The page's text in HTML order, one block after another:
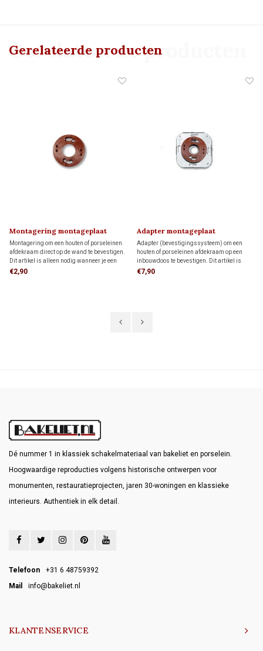
Gerelateerde producten
Gerelateerde producten
Montagering montageplaat
Montagering om een houten of porseleinen
afdekraam direct op de wand te bevestigen.
Dit artikel is alleen nodig wanneer je een
FONTINI-afdekraam als montageplaat voor
€2,90
Adapter montageplaat
Adapter (bevestigingssysteem) om een
houten of porseleinen afdekraam op een
inbouwdoos te bevestigen. Dit artikel is
alleen nodig wanneer je een FONTINI-
€7,90
Dé nummer 1 in klassiek schakelmateriaal van bakeliet en porselein.
Hoogwaardige reproducties volgens historische ontwerpen voor
monumenten, restauratieprojecten, jaren 30-woningen en klassieke
interieurs. Authentiek in elk detail.
Telefoon
+31 6 48759392
Mail
info@bakeliet.nl
KLANTENSERVICE